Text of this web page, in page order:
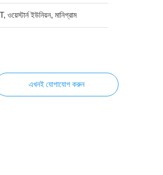
ইউনিয়ন, মানিগ্রাম
এখনই যোগাযোগ করুন